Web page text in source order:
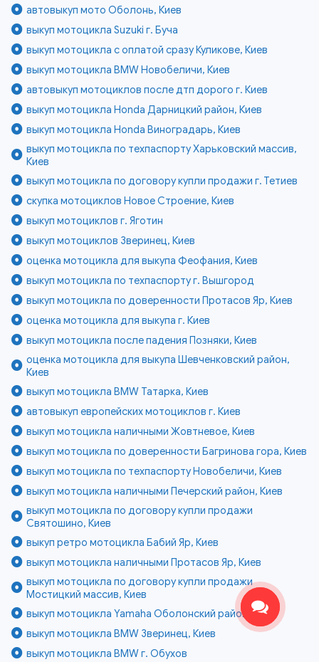
автовыкуп мото Оболонь, Киев
выкуп мотоцикла Suzuki г. Буча
выкуп мотоцикла с оплатой сразу Куликове, Киев
выкуп мотоцикла BMW Новобеличи, Киев
автовыкуп мотоциклов после дтп дорого г. Киев
выкуп мотоцикла Honda Дарницкий район, Киев
выкуп мотоцикла Honda Виноградарь, Киев
выкуп мотоцикла по техпаспорту Харьковский массив,
Киев
выкуп мотоцикла по договору купли продажи г. Тетиев
скупка мотоциклов Новое Строение, Киев
выкуп мотоциклов г. Яготин
выкуп мотоциклов Зверинец, Киев
оценка мотоцикла для выкупа Феофания, Киев
выкуп мотоцикла по техпаспорту г. Вышгород
выкуп мотоцикла по доверенности Протасов Яр, Киев
оценка мотоцикла для выкупа г. Киев
выкуп мотоцикла после падения Позняки, Киев
оценка мотоцикла для выкупа Шевченковский район,
Киев
выкуп мотоцикла BMW Татарка, Киев
автовыкуп европейских мотоциклов г. Киев
выкуп мотоцикла наличными Жовтневое, Киев
выкуп мотоцикла по доверенности Багринова гора, Киев
выкуп мотоцикла по техпаспорту Новобеличи, Киев
выкуп мотоцикла наличными Печерский район, Киев
выкуп мотоцикла по договору купли продажи
Святошино, Киев
выкуп ретро мотоцикла Бабий Яр, Киев
выкуп мотоцикла наличными Протасов Яр, Киев
выкуп мотоцикла по договору купли продажи
Мостицкий массив, Киев
выкуп мотоцикла Yamaha Оболонский район, Киев
выкуп мотоцикла BMW Зверинец, Киев
выкуп мотоцикла BMW г. Обухов